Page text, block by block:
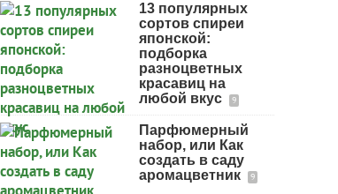
13 популярных
сортов спиреи
японской:
подборка
разноцветных
красавиц на
любой вкус
9
Парфюмерный
набор, или Как
создать в саду
аромацветник
9